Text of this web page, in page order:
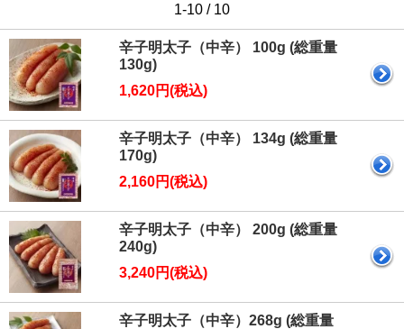
1-10 / 10
辛子明太子（中辛） 100g (総重量
130g)
1,620円(税込)
辛子明太子（中辛） 134g (総重量
170g)
2,160円(税込)
辛子明太子（中辛） 200g (総重量
240g)
3,240円(税込)
辛子明太子（中辛）268g (総重量